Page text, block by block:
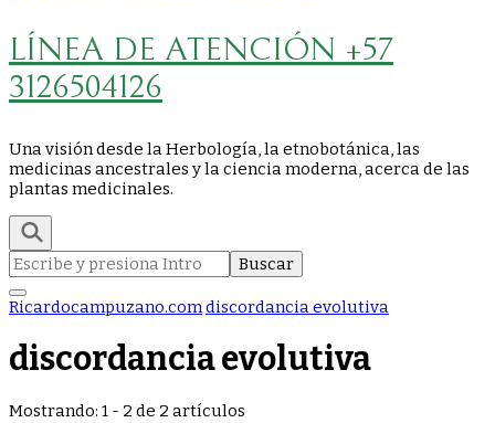
LÍNEA DE ATENCIÓN +57
3126504126
Una visión desde la Herbología, la etnobotánica, las
medicinas ancestrales y la ciencia moderna, acerca de las
plantas medicinales.
Buscar:
Ricardocampuzano.comdiscordancia evolutiva
discordancia evolutiva
Mostrando: 1 - 2 de 2 artículos